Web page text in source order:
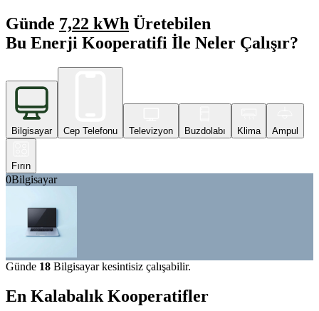
Günde 7,22 kWh Üretebilen
Bu Enerji Kooperatifi İle Neler Çalışır?
Bilgisayar Cep Telefonu Televizyon Buzdolabı Klima Ampul
Fırın
0Bilgisayar
Günde 18 Bilgisayar kesintisiz çalışabilir.
En Kalabalık Kooperatifler